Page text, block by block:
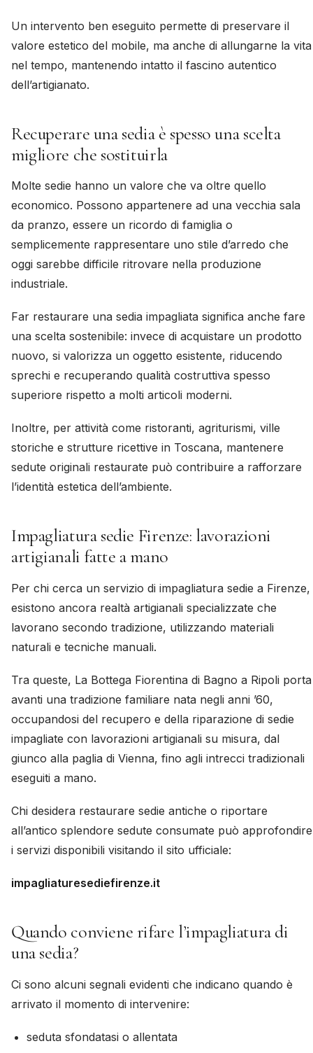
Un intervento ben eseguito permette di preservare il
valore estetico del mobile, ma anche di allungarne la vita
nel tempo, mantenendo intatto il fascino autentico
dell’artigianato.
Recuperare una sedia è spesso una scelta
migliore che sostituirla
Molte sedie hanno un valore che va oltre quello
economico. Possono appartenere ad una vecchia sala
da pranzo, essere un ricordo di famiglia o
semplicemente rappresentare uno stile d’arredo che
oggi sarebbe difficile ritrovare nella produzione
industriale.
Far restaurare una sedia impagliata significa anche fare
una scelta sostenibile: invece di acquistare un prodotto
nuovo, si valorizza un oggetto esistente, riducendo
sprechi e recuperando qualità costruttiva spesso
superiore rispetto a molti articoli moderni.
Inoltre, per attività come ristoranti, agriturismi, ville
storiche e strutture ricettive in Toscana, mantenere
sedute originali restaurate può contribuire a rafforzare
l’identità estetica dell’ambiente.
Impagliatura sedie Firenze: lavorazioni
artigianali fatte a mano
Per chi cerca un servizio di impagliatura sedie a Firenze,
esistono ancora realtà artigianali specializzate che
lavorano secondo tradizione, utilizzando materiali
naturali e tecniche manuali.
Tra queste, La Bottega Fiorentina di Bagno a Ripoli porta
avanti una tradizione familiare nata negli anni ’60,
occupandosi del recupero e della riparazione di sedie
impagliate con lavorazioni artigianali su misura, dal
giunco alla paglia di Vienna, fino agli intrecci tradizionali
eseguiti a mano.
Chi desidera restaurare sedie antiche o riportare
all’antico splendore sedute consumate può approfondire
i servizi disponibili visitando il sito ufficiale:
impagliaturesediefirenze.it
Quando conviene rifare l’impagliatura di
una sedia?
Ci sono alcuni segnali evidenti che indicano quando è
arrivato il momento di intervenire:
seduta sfondatasi o allentata